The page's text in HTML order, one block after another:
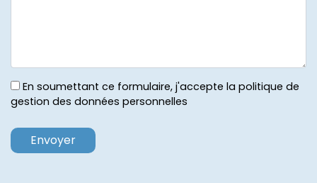
En soumettant ce formulaire, j'accepte la politique de
gestion des données personnelles